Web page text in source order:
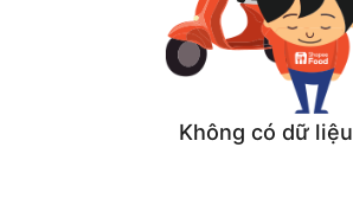
Không có dữ liệu